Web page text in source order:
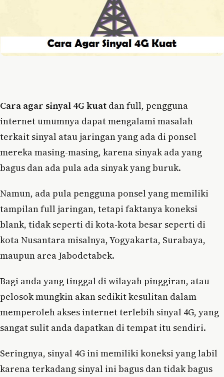
Cara agar sinyal 4G kuat dan full, pengguna
internet umumnya dapat mengalami masalah
terkait sinyal atau jaringan yang ada di ponsel
mereka masing-masing, karena sinyak ada yang
bagus dan ada pula ada sinyak yang buruk.
Namun, ada pula pengguna ponsel yang memiliki
tampilan full jaringan, tetapi faktanya koneksi
blank, tidak seperti di kota-kota besar seperti di
kota Nusantara misalnya, Yogyakarta, Surabaya,
maupun area Jabodetabek.
Bagi anda yang tinggal di wilayah pinggiran, atau
pelosok mungkin akan sedikit kesulitan dalam
memperoleh akses internet terlebih sinyal 4G, yang
sangat sulit anda dapatkan di tempat itu sendiri.
Seringnya, sinyal 4G ini memiliki koneksi yang labil
karena terkadang sinyal ini bagus dan tidak bagus